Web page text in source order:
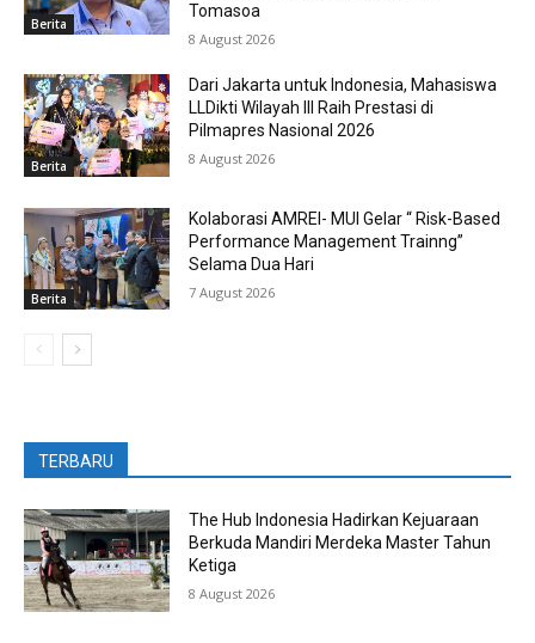
Berita
Tomasoa
8 August 2026
Berita
Dari Jakarta untuk Indonesia, Mahasiswa
LLDikti Wilayah III Raih Prestasi di
Pilmapres Nasional 2026
8 August 2026
Berita
Kolaborasi AMREI- MUI Gelar “ Risk-Based
Performance Management Trainng”
Selama Dua Hari
7 August 2026
TERBARU
The Hub Indonesia Hadirkan Kejuaraan
Berkuda Mandiri Merdeka Master Tahun
Ketiga
8 August 2026